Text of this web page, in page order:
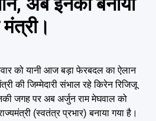
को यानी आज बड़ा फेरबदल का ऐलान
की जिम्मेदारी संभाल रहे किरेन रिजिजू
जगह पर अब अर्जुन राम मेघवाल को
(स्वतंत्र प्रभार) बनाया गया है।